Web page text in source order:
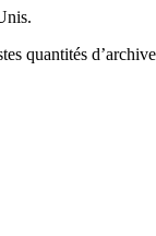
quantités